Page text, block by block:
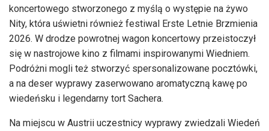
koncertowego stworzonego z myślą o występie na żywo
Nity, która uświetni również festiwal Erste Letnie Brzmienia
2026. W drodze powrotnej wagon koncertowy przeistoczył
się w nastrojowe kino z filmami inspirowanymi Wiedniem.
Podróżni mogli też stworzyć spersonalizowane pocztówki,
a na deser wyprawy zaserwowano aromatyczną kawę po
wiedeńsku i legendarny tort Sachera.
Na miejscu w Austrii uczestnicy wyprawy zwiedzali Wiedeń